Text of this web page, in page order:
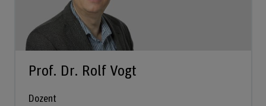
Prof. Dr. Rolf Vogt
Dozent